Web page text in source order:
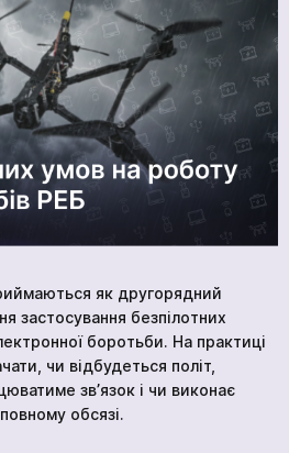
як другорядний
застосування безпілотних
боротьби. На практиці
чи відбудеться політ,
зв’язок і чи виконає
обсязі.